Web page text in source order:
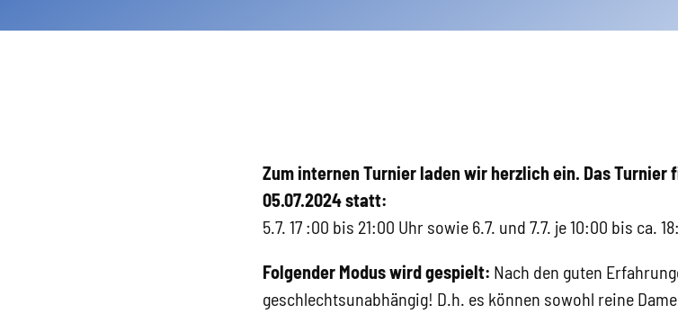
Zum internen Turnier laden wir herzlich ein. Das Turnier
05.07.2024 statt:
5.7. 17 :00 bis 21:00 Uhr sowie 6.7. und 7.7. je 10:00 bis ca.
Folgender Modus wird gespielt: Nach den guten
geschlechtsunabhängig! D.h. es können sowohl reine